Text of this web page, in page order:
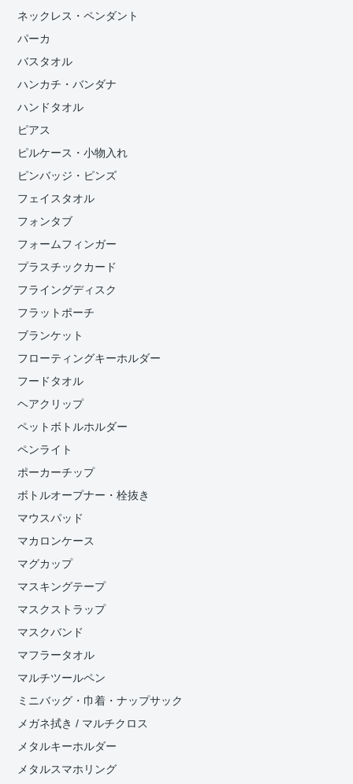
ネックレス・ペンダント
パーカ
バスタオル
ハンカチ・バンダナ
ハンドタオル
ピアス
ピルケース・小物入れ
ピンバッジ・ピンズ
フェイスタオル
フォンタブ
フォームフィンガー
プラスチックカード
フライングディスク
フラットポーチ
ブランケット
フローティングキーホルダー
フードタオル
ヘアクリップ
ペットボトルホルダー
ペンライト
ポーカーチップ
ボトルオープナー・栓抜き
マウスパッド
マカロンケース
マグカップ
マスキングテープ
マスクストラップ
マスクバンド
マフラータオル
マルチツールペン
ミニバッグ・巾着・ナップサック
メガネ拭き / マルチクロス
メタルキーホルダー
メタルスマホリング